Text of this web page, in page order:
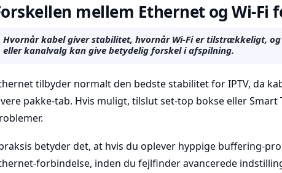
mellem Ethernet og Wi‑Fi
Hvornår kabel giver stabilitet, hvornår Wi‑Fi er tilstrækkeligt,
eller kanalvalg kan give betydelig forskel i afspilning.
tilbyder normalt den bedste stabilitet for IPTV, da
pakke-tab. Hvis muligt, tilslut set-top bokse eller Smart
betyder det, at hvis du oplever hyppige buffering-
forbindelse, inden du fejlfinder avancerede